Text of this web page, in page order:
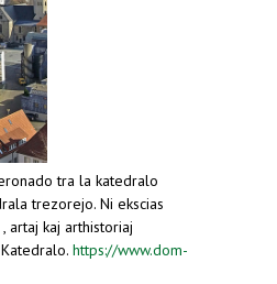
tra la katedralo
trezorejo. Ni ekscias
artaj kaj arthistoriaj
https://www.dom-